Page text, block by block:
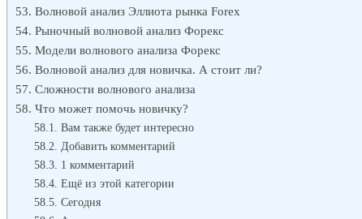
Волновой анализ Эллиота рынка Forex
Рыночный волновой анализ Форекс
Модели волнового анализа Форекс
Волновой анализ для новичка. А стоит ли?
Сложности волнового анализа
Что может помочь новичку?
Вам также будет интересно
Добавить комментарий
1 комментарий
Ещё из этой категории
Сегодня